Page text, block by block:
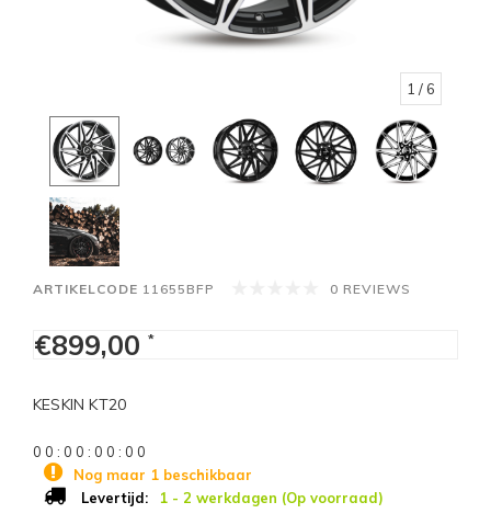
1 / 6
ARTIKELCODE 11655BFP 0 REVIEWS
€899,00 *
KESKIN KT20
0 0 : 0 0 : 0 0 : 0 0
Nog maar 1 beschikbaar
Levertijd:
1 - 2 werkdagen (Op voorraad)